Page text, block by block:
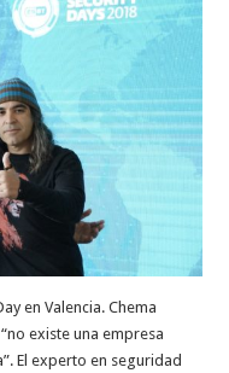
en Valencia. Chema
existe una empresa
El experto en seguridad